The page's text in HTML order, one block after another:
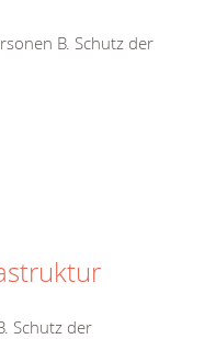
B. Schutz der
Schutz der